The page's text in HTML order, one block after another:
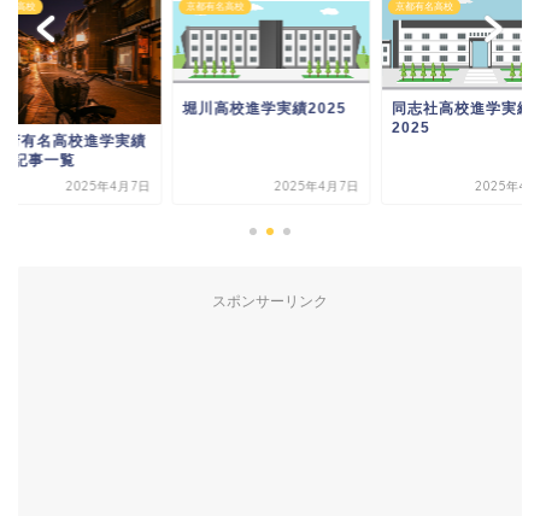
名高校
府有名高校進学実績
記事一覧
2025年4月7日
京都有名高校
堀川高校進学実績2025
2025年4月7日
京都有名高校
同志社高校進学実績
2025
2025年4
スポンサーリンク